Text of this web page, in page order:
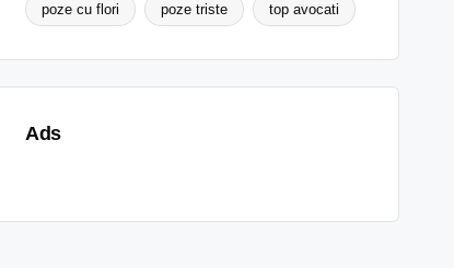
poze cu flori poze triste top avocati
Ads